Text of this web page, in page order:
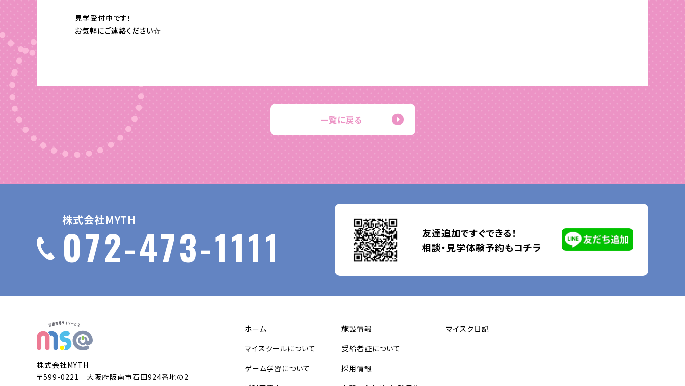
見学受付中です！
お気軽にご連絡ください☆
一覧に戻る
株式会社MYTH
072-473-1111
友達追加ですぐできる！
相談・見学体験予約もコチラ
株式会社MYTH
〒599-0221 大阪府阪南市石田924番地の2
ホーム
マイスクールについて
ゲーム学習について
施設情報
受給者証について
採用情報
マイスク日記